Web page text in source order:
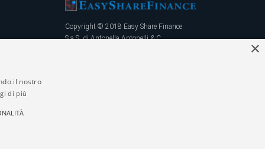
Copyright © 2018 Easy Share Finance
S.a.S. di Antonella Antonelli & C.
×
il nostro
di più